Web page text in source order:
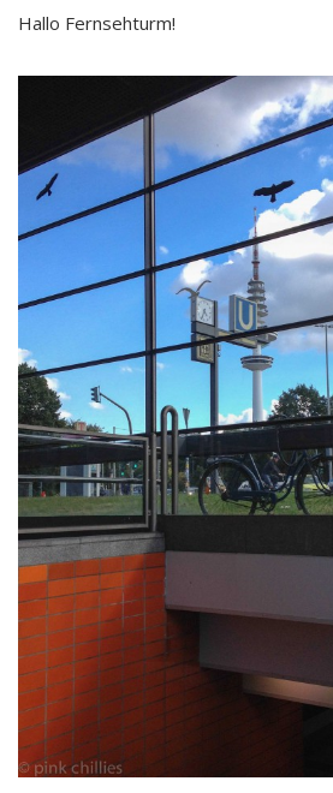
Hallo Fernsehturm!